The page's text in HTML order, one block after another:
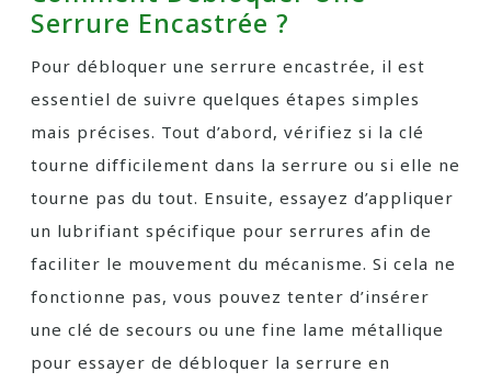
Serrure Encastrée ?
Pour débloquer une serrure encastrée, il est
essentiel de suivre quelques étapes simples
mais précises. Tout d’abord, vérifiez si la clé
tourne difficilement dans la serrure ou si elle ne
tourne pas du tout. Ensuite, essayez d’appliquer
un lubrifiant spécifique pour serrures afin de
faciliter le mouvement du mécanisme. Si cela ne
fonctionne pas, vous pouvez tenter d’insérer
une clé de secours ou une fine lame métallique
pour essayer de débloquer la serrure en